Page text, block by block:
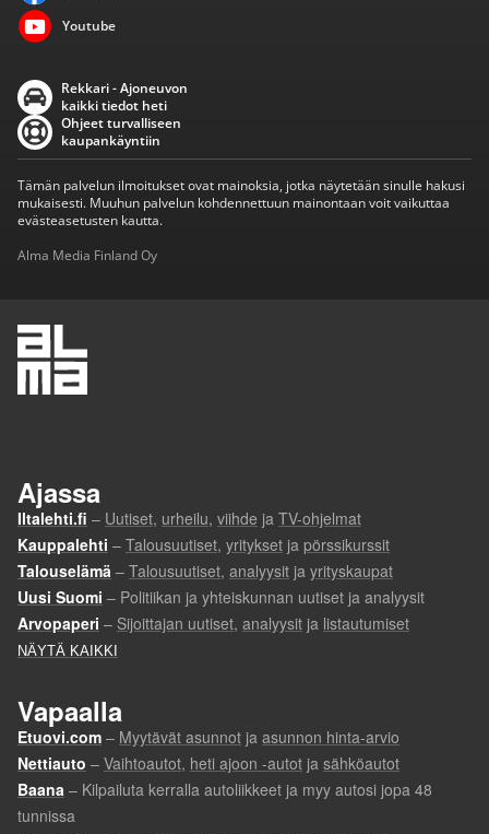
Youtube
Rekkari - Ajoneuvon
kaikki tiedot heti
Ohjeet turvalliseen
kaupankäyntiin
Tämän palvelun ilmoitukset ovat mainoksia, jotka näytetään sinulle hakusi
mukaisesti. Muuhun palvelun kohdennettuun mainontaan voit vaikuttaa
evästeasetusten kautta.
Alma Media Finland Oy